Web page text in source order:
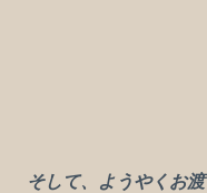
そして、ようやくお